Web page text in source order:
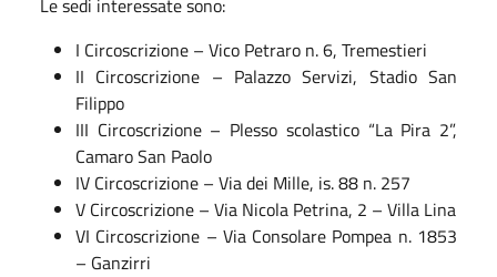
I Circoscrizione – Vico Petraro n. 6, Tremestieri
II Circoscrizione – Palazzo Servizi, Stadio San
Filippo
III Circoscrizione – Plesso scolastico “La Pira 2”,
Camaro San Paolo
IV Circoscrizione – Via dei Mille, is. 88 n. 257
V Circoscrizione – Via Nicola Petrina, 2 – Villa Lina
VI Circoscrizione – Via Consolare Pompea n. 1853
– Ganzirri